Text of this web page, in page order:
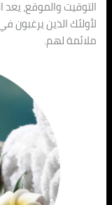
لأولئك الذين يرغبون
ملائمة لهم.